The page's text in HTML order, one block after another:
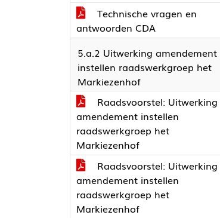
Technische vragen en
antwoorden CDA
5.a.2 Uitwerking amendement
instellen raadswerkgroep het
Markiezenhof
Raadsvoorstel: Uitwerking
amendement instellen
raadswerkgroep het
Markiezenhof
Raadsvoorstel: Uitwerking
amendement instellen
raadswerkgroep het
Markiezenhof